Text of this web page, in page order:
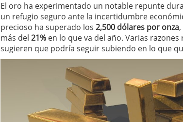
Acciones de Nvidia suben impulsadas
25/09/2024
Cuidado con estos tres sesgos si estás
El BCE recorta los tipos de interés
volatilidad 12/09/2024
¿Es buen momento para volver al oro
El oro ha experimentado un notable repunte
un refugio seguro ante la incertidumbre
precioso ha superado los 2,500 dólares por onza
más del 21% en lo que va del año. Varias
sugieren que podría seguir subiendo en lo que